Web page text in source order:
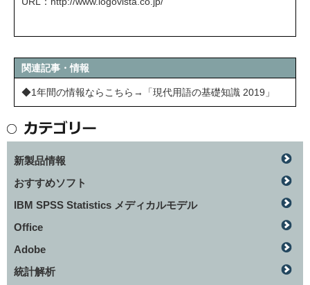
関連記事・情報
◆1年間の情報ならこちら→「現代用語の基礎知識 2019」
新製品情報
おすすめソフト
IBM SPSS Statistics メディカルモデル
Office
Adobe
統計解析